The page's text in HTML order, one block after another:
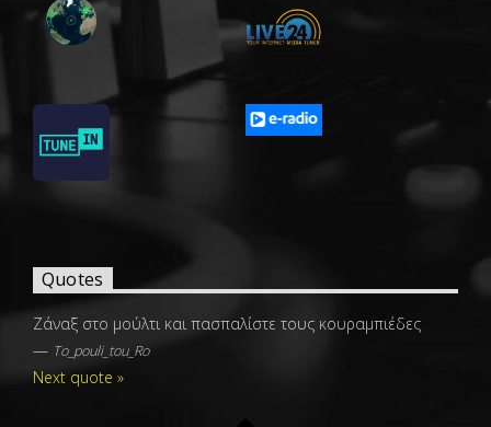
Quotes
Ζάναξ στο μούλτι και πασπαλίστε τους κουραμπιέδες
— To_pouli_tou_Ro
Next quote »